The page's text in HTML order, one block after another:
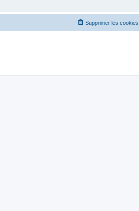
Supprimer les cookies